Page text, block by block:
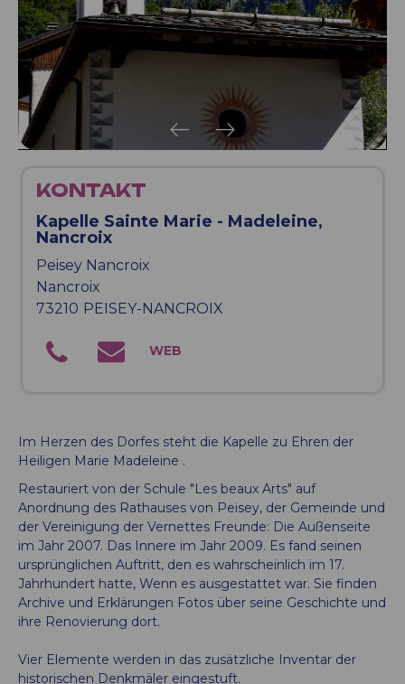
KONTAKT
Kapelle Sainte Marie - Madeleine,
Nancroix
Peisey Nancroix
Nancroix
73210 PEISEY-NANCROIX
Im Herzen des Dorfes steht die Kapelle zu Ehren der
Heiligen Marie Madeleine .
Restauriert von der Schule "Les beaux Arts" auf
Anordnung des Rathauses von Peisey, der Gemeinde und
der Vereinigung der Vernettes Freunde: Die Außenseite
im Jahr 2007. Das Innere im Jahr 2009. Es fand seinen
ursprünglichen Auftritt, den es wahrscheinlich im 17.
Jahrhundert hatte, Wenn es ausgestattet war. Sie finden
Archive und Erklärungen Fotos über seine Geschichte und
ihre Renovierung dort.
Vier Elemente werden in das zusätzliche Inventar der
historischen Denkmäler eingestuft.